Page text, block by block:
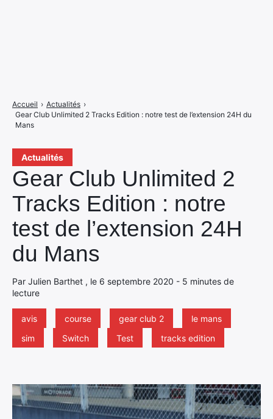
Actualités
Gear Club Unlimited 2
Tracks Edition : notre
test de l’extension 24H
du Mans
Par Julien Barthet , le 6 septembre 2020 - 5 minutes de
lecture
avis course gear club 2
le mans
sim
Switch Test tracks edition
Accueil › Actualités ›
Gear Club Unlimited 2 Tracks Edition : notre test de l’extension 24H du
Mans